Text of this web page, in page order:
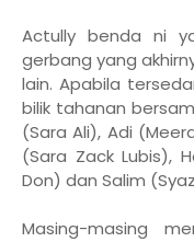
Actully benda ni
gerbang yang
lain. Apabila
bilik tahanan
(Sara Ali), Adi
(Sara Zack Lubis),
Don) dan Salim
Masing-masing